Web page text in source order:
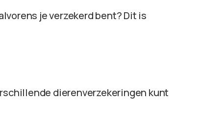
je verzekerd bent? Dit is
dierenverzekeringen kunt